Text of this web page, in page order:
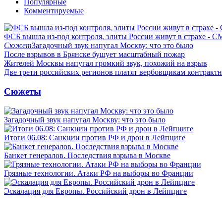
Популярные
Комментируемые
ФСБ вышла из-под контроля, элиты России живут в страхе -
СюжетЗагадочный звук напугал Москву: что это было
После взрывов в Брянске бушует масштабный пожар
Жителей Москвы напугал громкий звук, похожий на взрыв
Две трети российских регионов платят вербовщикам
Сюжеты
Загадочный звук напугал Москву: что это было
Итоги 06.08: Санкции против РФ и дрон в Лейпциге
Банкет генералов. Последствия взрыва в Москве
Грязные технологии. Атаки РФ на выборы во Франции
Эскалация для Европы. Российский дрон в Лейпциге